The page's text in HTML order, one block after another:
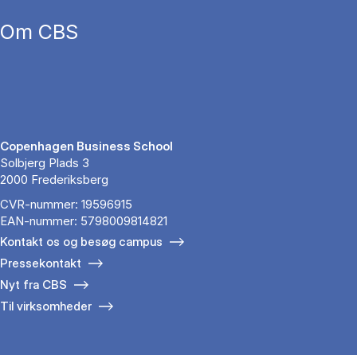
Om CBS
Copenhagen Business School
Solbjerg Plads 3
2000 Frederiksberg
CVR-nummer: 19596915
EAN-nummer: 5798009814821
Kontakt os og besøg campus
Pressekontakt
Nyt fra CBS
Til virksomheder